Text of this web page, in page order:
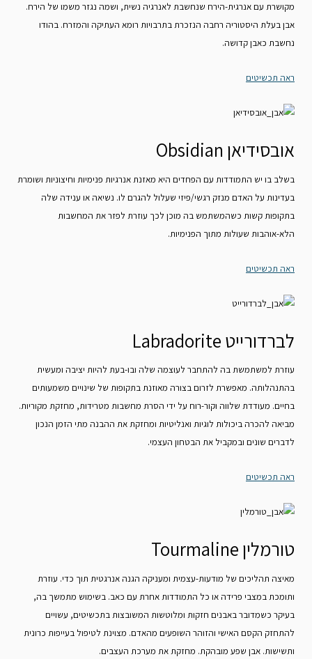
מקושרת עם אנרגית-הירח שנחשבת לאנרגיה נשית, ושמה נגזר משמו של הירח.
אבן בעלת היסטוריה רחבה הנזכרת בתרבויות רומא העתיקה והמזרח. בהודו
נחשבת כאבן קדושה.
ראה תכשיטים
אובסידיאן Obsidian
בשלב בו יש התמודדות עם הפחדים היא מאזנת אנרגיות פנימיות וחיצוניות ושומרת
בעדינות על האדם מנזק רגשי/פיזי שעלול להגרם לו. נשיאה או ענידה שלה
בתקופות קשות כשהמשתמש בה מוכן לכך עוזרת לפזר את המחשבות
הלא-אוהבות שעולות מתוך הפנימיות.
ראה תכשיטים
לברדורייט Labradorite
עוזרת למשתמשת בה להתחבר לעוצמה שלה ובו-בעת להיות יציבה ומעשית
בהתנהלותה. מאפשרת לזרום בצורה מאוזנת בתקופות של שינויים משמעותים
בחיים. מעודדת שלווה וקור-רוח על ידי הסרת מחשבות מטרידות, מחזקת מקוריות.
מביאה להכרה ביכולות לוגיות ואנליטיות ומחזקת את ההבנה מתי הזמן הנכון
לדברים שונים ובמקביל את הבטחון העצמי.
ראה תכשיטים
טורמלין Tourmaline
מאיצה תהליכים של מודעות-עצמית ומעניקה הגנה אנרגטית תוך כדי. עוזרת
ותומכת במצבי פרידה או כל התמודדות אחרת עם כאב. בשימוש מתמשך בה,
בעיקר כשמדובר באבנים חזקות ומלוטשות המשובצות בתכשיטים, עשויים
להתחזק הקסם האישי והזוהר השופעים מהאדם. מצוינת לטיפול בעייפות כרונית
ותשישות. אבן שפע מובהקת. מחזקת את מערכת העצבים.